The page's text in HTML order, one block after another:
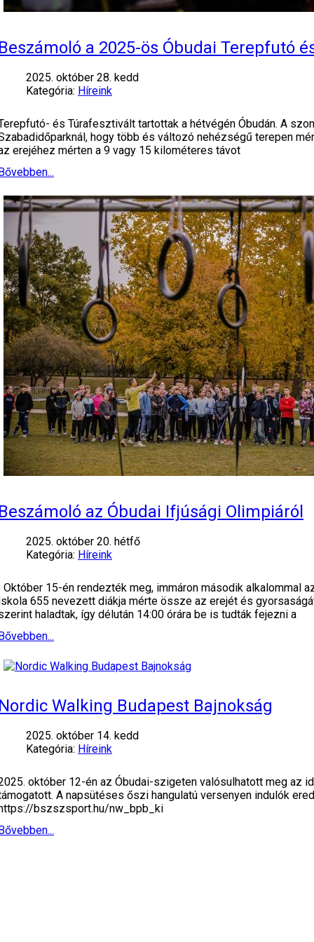
a 2025-ös Óbudai Terepfutó
2025. október 28. kedd
Kategória: Híreink
és Túrafesztivált tartottak a hétvégén Óbudán. A
hogy több és változó nehézségű terepen
erejéhez mérten a 9 vagy 15 kilométeres távot
az Óbudai Ifjúsági Olimpiáról
2025. október 20. hétfő
Kategória: Híreink
15-én rendezték meg, immáron második alkalommal
655 nevezett diákja mérte össze az erejét és
haladtak, így délután 14:00 órára be is tudták fejezni a
Walking Budapest Bajnokság
2025. október 14. kedd
Kategória: Híreink
október 12-én az Óbudai-szigeten valósulhatott meg az
A napsütéses őszi hangulatú versenyen indulók
bszszsport.hu/nw_bpb_ki